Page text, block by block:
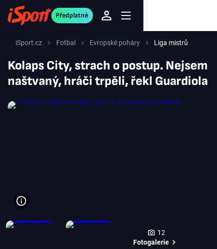
Předplatné
iSport.cz Fotbal Evropské poháry Liga mistrů
Kolaps City, strach o postup. Nejsem
naštvaný, hráči trpěli, řekl Guardiola
12
Fotogalerie